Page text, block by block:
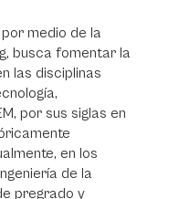
medio de la
busca fomentar la
las disciplinas
por sus siglas en
en los
de la
pregrado y